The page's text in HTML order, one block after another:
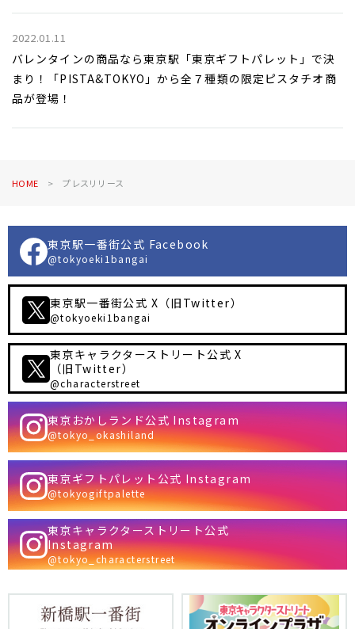
2022.01.11
バレンタインの商品なら東京駅「東京ギフトパレット」で決
まり！「PISTA&TOKYO」から全７種類の限定ピスタチオ商
品が登場！
HOME プレスリリース
東京駅一番街公式 Facebook
@tokyoeki1bangai
東京駅一番街公式 X（旧Twitter）
@tokyoeki1bangai
東京キャラクターストリート公式 X
（旧Twitter）
@characterstreet
東京おかしランド公式 Instagram
@tokyo_okashiland
東京ギフトパレット公式 Instagram
@tokyogiftpalette
東京キャラクターストリート公式
Instagram
@tokyo_characterstreet